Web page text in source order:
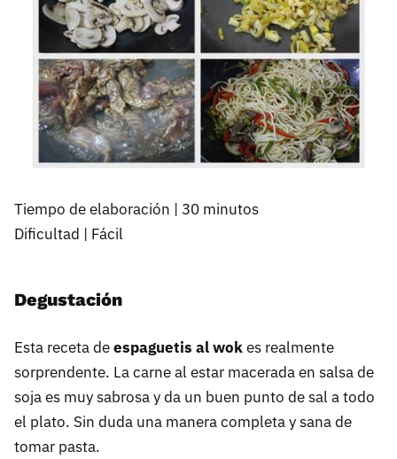
Tiempo de elaboración | 30 minutos
Dificultad | Fácil
Degustación
Esta receta deespaguetis al wokes realmente
sorprendente. La carne al estar macerada en salsa de
soja es muy sabrosa y da un buen punto de sal a todo
el plato. Sin duda una manera completa y sana de
tomar pasta.